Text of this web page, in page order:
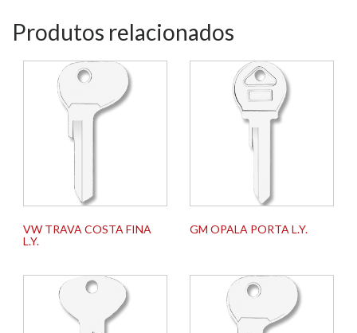
Produtos relacionados
VW TRAVA COSTA FINA
L.Y.
GM OPALA PORTA L.Y.